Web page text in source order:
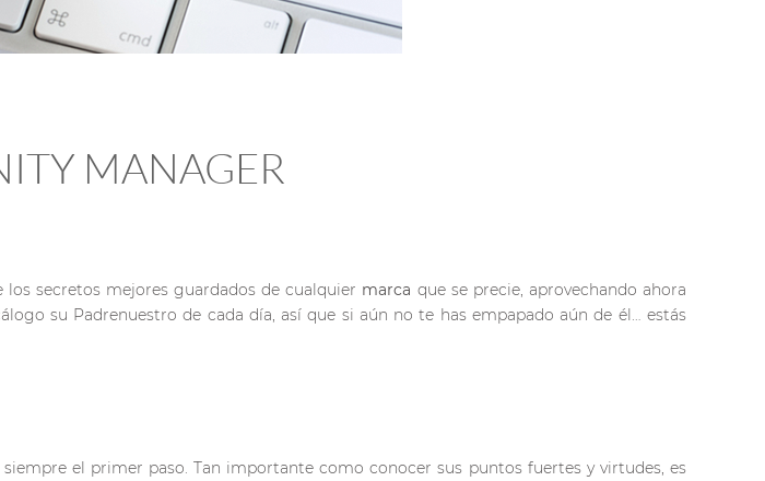
MANAGER
los secretos mejores guardados de cualquier marca que se precie, aprovechando ahora
su Padrenuestro de cada día, así que si aún no te has empapado aún de él… estás
siempre el primer paso. Tan importante como conocer sus puntos fuertes y virtudes, es